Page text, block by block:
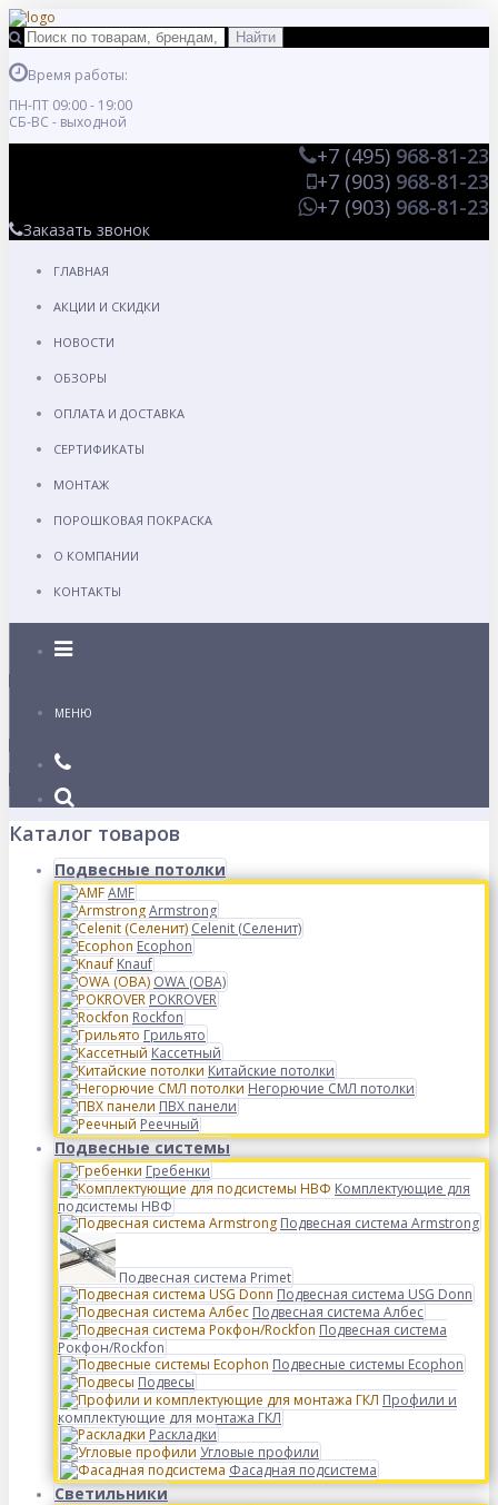
Время работы:
ПН-ПТ 09:00 - 19:00
СБ-ВС - выходной
+7 (495) 968-81-23
+7 (903) 968-81-23
+7 (903) 968-81-23
Заказать звонок
ГЛАВНАЯ
АКЦИИ И СКИДКИ
НОВОСТИ
ОБЗОРЫ
ОПЛАТА И ДОСТАВКА
СЕРТИФИКАТЫ
МОНТАЖ
ПОРОШКОВАЯ ПОКРАСКА
О КОМПАНИИ
КОНТАКТЫ
Каталог
МЕНЮ
Каталог товаров
Подвесные потолки
AMF
Armstrong
Celenit (Селенит)
Ecophon
Knauf
OWA (ОВА)
POKROVER
Rockfon
Грильято
Кассетный
Китайские потолки
Негорючие СМЛ потолки
ПВХ панели
Реечный
Подвесные системы
Гребенки
Комплектующие для
подсистемы НВФ
Подвесная система Armstrong
Подвесная система Primet
Подвесная система USG Donn
Подвесная система Албес
Подвесная система
Рокфон/Rockfon
Подвесные системы Ecophon
Подвесы
Профили и
комплектующие для монтажа ГКЛ
Раскладки
Угловые профили
Фасадная подсистема
Светильники